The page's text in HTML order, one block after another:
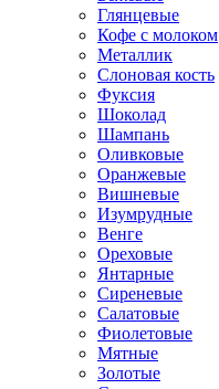
Глянцевые
Кофе с молоком
Металлик
Слоновая кость
Фуксия
Шоколад
Шампань
Оливковые
Оранжевые
Вишневые
Изумрудные
Венге
Ореховые
Янтарные
Сиреневые
Салатовые
Фиолетовые
Мятные
Золотые